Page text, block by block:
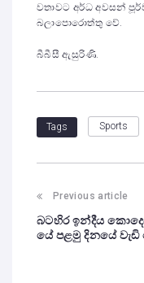
වතාවට අර්ධ අවසන්
බලාපොරොත්තු වේ.
බීබීසී ඇසුරිණි.
Tags Sports
Previous article
බටහිර ඉන්දීය
යේ පළමු දිනයේ වැඩි